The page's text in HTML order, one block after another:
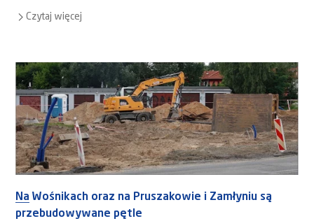
Czytaj więcej
Na Wośnikach oraz na Pruszakowie i Zamłyniu są
przebudowywane pętle